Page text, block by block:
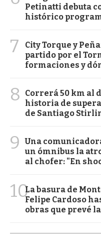
Petinatti debuta
histórico
7
City Torque y
partido por el
formaciones y
8
Correrá 50 km al
historia de
de Santiago
9
Una
un ómnibus la
al chofer: "En
10La basura de
Felipe Cardoso
obras que prevé